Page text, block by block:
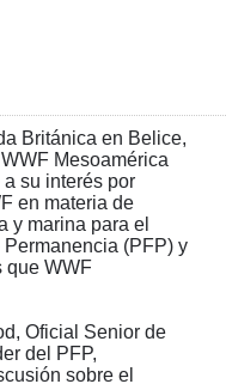
Británica en Belice,
Mesoamérica
su interés por
en materia de
y marina para el
(PFP) y
que WWF
Oficial Senior de
del PFP,
sobre el